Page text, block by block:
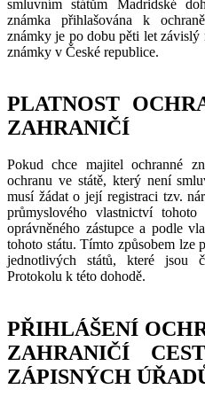
smluvním státům Madridské
známka přihlašována k
známky je po dobu pěti let závislý
známky v České republice.
PLATNOST
ZAHRANIČÍ
Pokud chce majitel ochranné
ochranu ve státě, který není
musí žádat o její registraci tzv.
průmyslového vlastnictví tohoto
oprávněného zástupce a podle
tohoto státu. Tímto způsobem lze
jednotlivých států, které jsou
Protokolu k této dohodě.
PŘIHLÁŠENÍ
ZAHRANIČÍ
ZÁPISNÝCH